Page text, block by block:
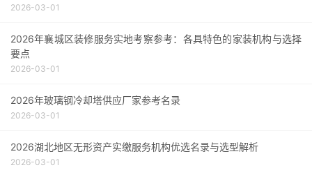
2026-03-01
2026年襄城区装修服务实地考察参考：各具特色的家装机构与选择
要点
2026-03-01
2026年玻璃钢冷却塔供应厂家参考名录
2026-03-01
2026湖北地区无形资产实缴服务机构优选名录与选型解析
2026-03-01